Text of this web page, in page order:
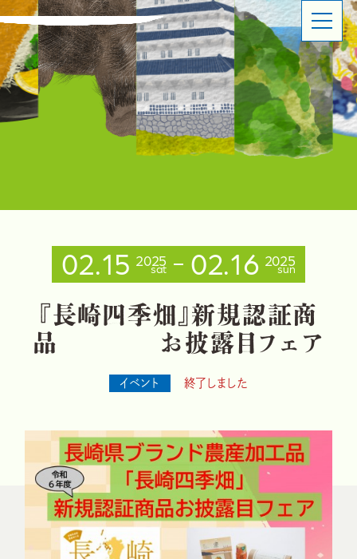
ABOUT
日本橋長崎館とは
SHOP OVERVIEW
ショップ概要
LATEST NEWS
お知らせ
LATEST EVENTS
イベント情報
イベントスペースのご利用について
プライバシーポリシー
02.15 2025
sat 02.16 2025
sun
『長崎四季畑 』新規認証商
品
お 披露 目 フ ェ ア
イベント 終了しました